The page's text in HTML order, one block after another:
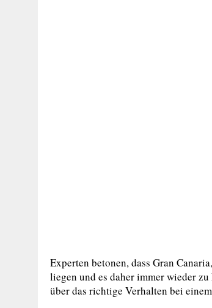
Experten betonen, dass Gran
liegen und es daher immer wieder
über das richtige Verhalten bei